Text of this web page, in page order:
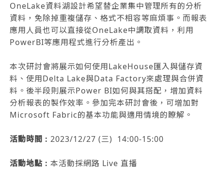
OneLake資料湖設計希望替企業集中管理所有的分析
資料，免除掉重複儲存、格式不相容等麻煩事。而報表
應用人員也可以直接從OneLake中調取資料，利用
PowerBI等應用程式進行分析產出。
本次研討會將展示如何使用LakeHouse匯入與儲存資
料、使用Delta Lake與Data Factory來處理與合併資
料。後半段則展示Power BI如何與其搭配，增加資料
分析報表的製作效率。參加完本研討會後，可增加對
Microsoft Fabric的基本功能與適用情境的瞭解。
活動時間 : 2023/12/27 (三) 14:00-15:00
活動地點 : 本活動採網路 Live 直播